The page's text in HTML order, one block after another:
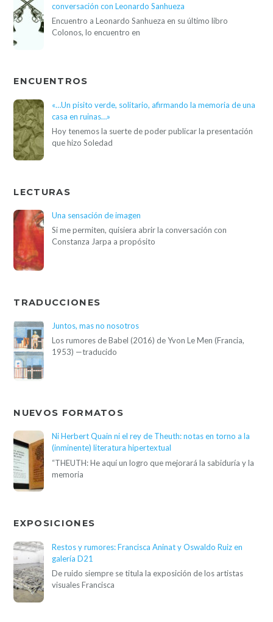
conversación con Leonardo Sanhueza
Encuentro a Leonardo Sanhueza en su último libro
Colonos, lo encuentro en
ENCUENTROS
«…Un pisito verde, solitario, afirmando la memoria de una
casa en ruinas…»
Hoy tenemos la suerte de poder publicar la presentación
que hizo Soledad
LECTURAS
Una sensación de imagen
Si me permiten, quisiera abrir la conversación con
Constanza Jarpa a propósito
TRADUCCIONES
Juntos, mas no nosotros
Los rumores de Babel (2016) de Yvon Le Men (Francia,
1953) —traducido
NUEVOS FORMATOS
Ni Herbert Quain ni el rey de Theuth: notas en torno a la
(inminente) literatura hipertextual
“THEUTH: He aquí un logro que mejorará la sabiduría y la
memoria
EXPOSICIONES
Restos y rumores: Francisca Aninat y Oswaldo Ruiz en
galería D21
De ruido siempre se titula la exposición de los artistas
visuales Francisca